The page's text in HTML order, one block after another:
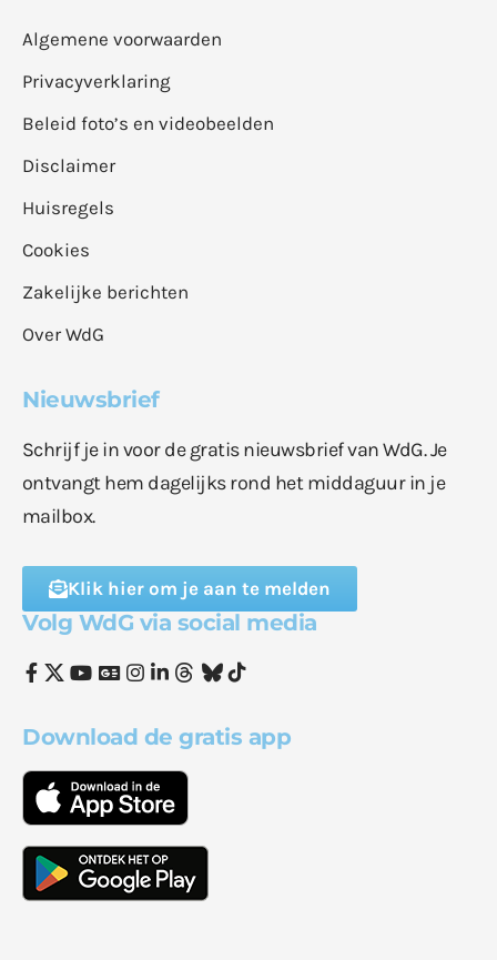
Algemene voorwaarden
Privacyverklaring
Beleid foto’s en videobeelden
Disclaimer
Huisregels
Cookies
Zakelijke berichten
Over WdG
Nieuwsbrief
Schrijf je in voor de gratis nieuwsbrief van WdG. Je
ontvangt hem dagelijks rond het middaguur in je
mailbox.
Klik hier om je aan te melden
Volg WdG via social media
Download de gratis app